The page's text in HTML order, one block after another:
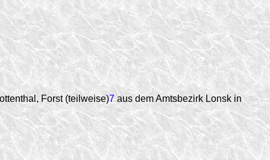
Forst (teilweise)7aus dem Amtsbezirk Lonsk in